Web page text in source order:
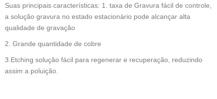
Suas principais características: 1. taxa de Gravura fácil de controle,
a solução gravura no estado estacionário pode alcançar alta
qualidade de gravação
2. Grande quantidade de cobre
3.Etching solução fácil para regenerar e recuperação, reduzindo
assim a poluição.